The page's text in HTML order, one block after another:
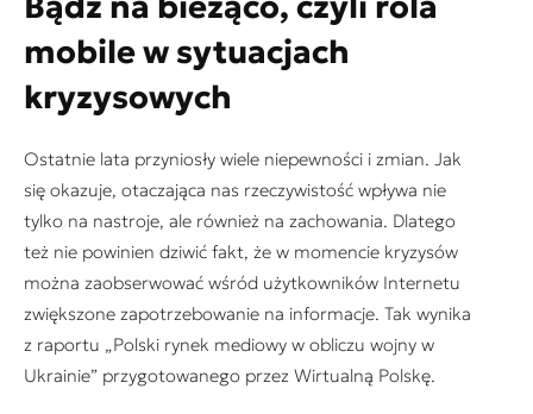
mobile w sytuacjach
kryzysowych
Ostatnie lata przyniosły wiele niepewności i zmian. Jak
się okazuje, otaczająca nas rzeczywistość wpływa nie
tylko na nastroje, ale również na zachowania. Dlatego
też nie powinien dziwić fakt, że w momencie kryzysów
można zaobserwować wśród użytkowników Internetu
zwiększone zapotrzebowanie na informacje. Tak wynika
z raportu „Polski rynek mediowy w obliczu wojny w
Ukrainie” przygotowanego przez Wirtualną Polskę.